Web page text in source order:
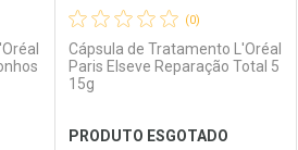
Ver Desconto Convênio
(0)
Cápsula de Tratamento L'Oréal
Paris Elseve Reparação Total 5
15g
PRODUTO ESGOTADO